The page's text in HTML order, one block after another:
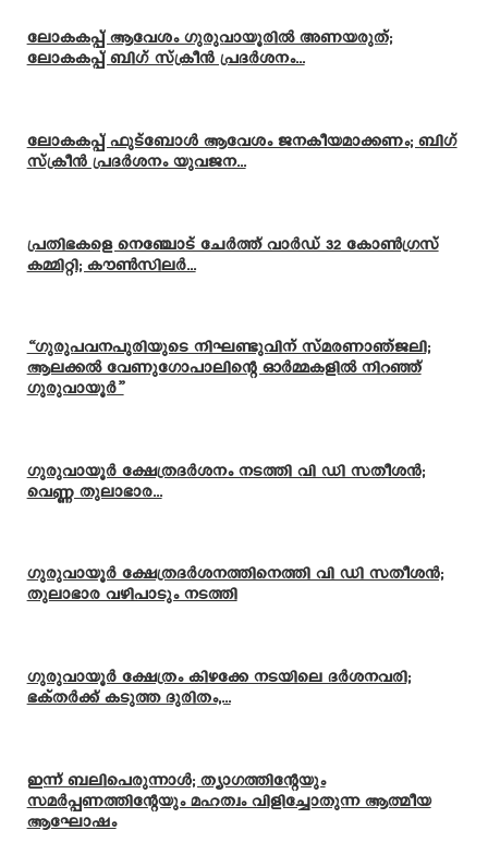
ലോകകപ്പ് ആവേശം ഗുരുവായൂരിൽ അണയരുത്;
ലോകകപ്പ് ബിഗ് സ്ക്രീൻ പ്രദർശനം...
ലോകകപ്പ് ഫുട്ബോൾ ആവേശം ജനകീയമാക്കണം; ബിഗ്
സ്ക്രീൻ പ്രദർശനം യുവജന...
പ്രതിഭകളെ നെഞ്ചോട് ചേർത്ത് വാർഡ് 32 കോൺഗ്രസ്
കമ്മിറ്റി; കൗൺസിലർ...
“ഗുരുപവനപുരിയുടെ നിഘണ്ടുവിന് സ്മരണാഞ്ജലി;
ആലക്കൽ വേണുഗോപാലിന്റെ ഓർമ്മകളിൽ നിറഞ്ഞ്
ഗുരുവായൂർ”
ഗുരുവായൂർ ക്ഷേത്രദർശനം നടത്തി വി ഡി സതീശൻ;
വെണ്ണ തുലാഭാര...
ഗുരുവായൂർ ക്ഷേത്രദർശനത്തിനെത്തി വി ഡി സതീശൻ;
തുലാഭാര വഴിപാടും നടത്തി
ഗുരുവായൂർ ക്ഷേത്രം കിഴക്കേ നടയിലെ ദർശനവരി;
ഭക്തർക്ക് കടുത്ത ദുരിതം,...
ഇന്ന് ബലിപെരുന്നാള്‍; ത്യാഗത്തിന്റേയും
സമര്‍പ്പണത്തിന്റേയും മഹത്വം വിളിച്ചോതുന്ന ആത്മീയ
ആഘോഷം